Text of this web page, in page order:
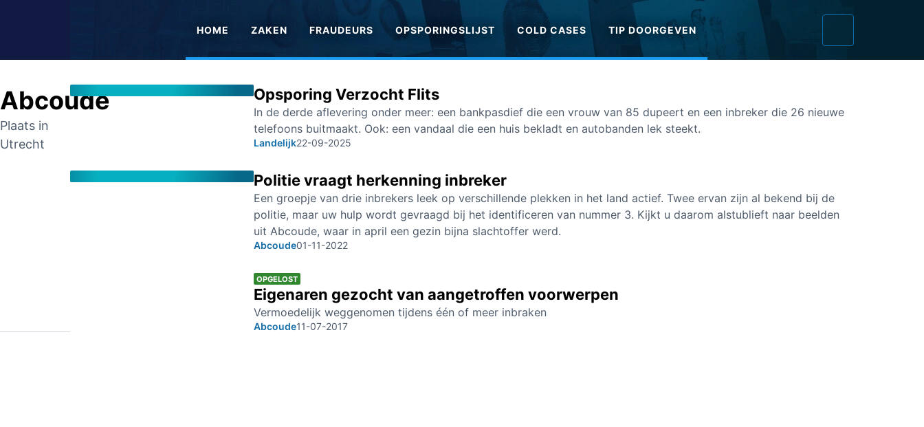
HOME ZAKEN FRAUDEURS OPSPORINGSLIJST COLD CASES TIP DOORGEVEN
Abcoude
Plaats in
Utrecht
Opsporing Verzocht Flits
In de derde aflevering onder meer: een bankpasdief die een vrouw van 85 dupeert en een inbreker die 26 nieuwe
telefoons buitmaakt. Ook: een vandaal die een huis bekladt en autobanden lek steekt.
Landelijk22-09-2025
Politie vraagt herkenning inbreker
Een groepje van drie inbrekers leek op verschillende plekken in het land actief. Twee ervan zijn al bekend bij de
politie, maar uw hulp wordt gevraagd bij het identificeren van nummer 3. Kijkt u daarom alstublieft naar beelden
uit Abcoude, waar in april een gezin bijna slachtoffer werd.
Abcoude01-11-2022
OPGELOST
Eigenaren gezocht van aangetroffen voorwerpen
Vermoedelijk weggenomen tijdens één of meer inbraken
Abcoude11-07-2017